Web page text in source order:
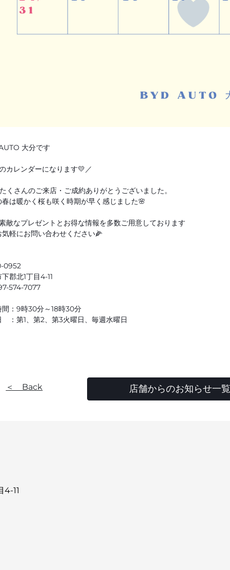
大分です
カレンダーになります💛／
くさんのご来店・ご成約ありがとうございました。
春は暖かく桜も咲く時期が早く感じました🌸
敵なプレゼントとお得な情報を多数ご用意しております
気軽にお問い合わせください🌽
0952
郡北1丁目4-11
574-7077
間：9時30分～18時30分
：第1、第2、第3火曜日、毎週水曜日
＜ Back 店舗からのお知らせ一
4-11